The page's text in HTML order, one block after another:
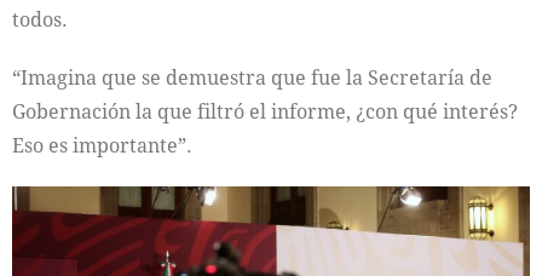
todos.
“Imagina que se demuestra que fue la Secretaría de
Gobernación la que filtró el informe, ¿con qué interés?
Eso es importante”.